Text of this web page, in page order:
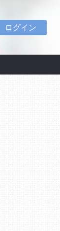
ログイン